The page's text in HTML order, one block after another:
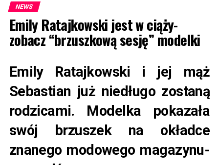
NEWS
Emily Ratajkowski jest w ciąży-
zobacz “brzuszkową sesję” modelki
Emily Ratajkowski i jej mąż
Sebastian już niedługo zostaną
rodzicami. Modelka pokazała
swój brzuszek na okładce
znanego modowego magazynu-